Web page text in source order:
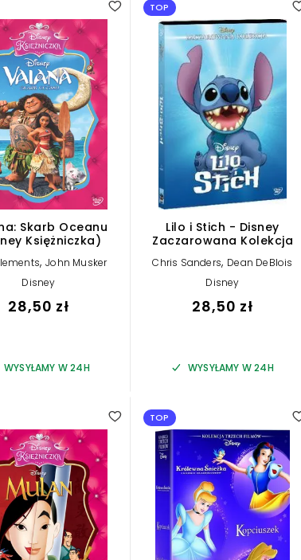
Skarb Oceanu
Księżniczka)
,John Musker
Disney
28,50 zł
WYSYŁAMY W 24H
TOP
Lilo i Stich - Disney
Zaczarowana Kolekcja
Chris Sanders, Dean DeBlois
Disney
28,50 zł
WYSYŁAMY W 24H
TOP